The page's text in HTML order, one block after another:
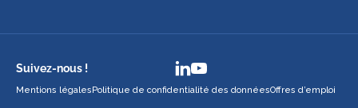
Suivez-nous !
Mentions légalesPolitique de confidentialité des donnéesOffres d’emploi